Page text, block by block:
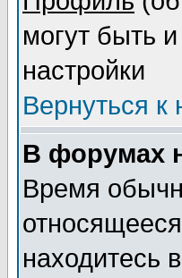
могут быть
настройки
Вернуться к
В форумах
Время
находитесь